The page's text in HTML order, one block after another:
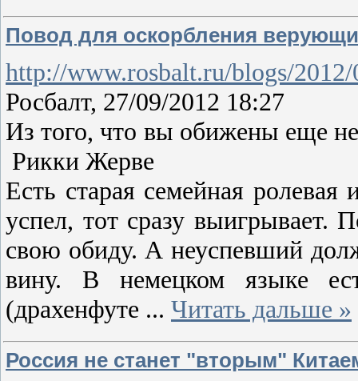
Повод для оскорбления
http://www.rosbalt.ru/blogs/
Росбалт, 27/09/2012 18:27
Из того, что вы
Рикки Жерве
Есть старая семейная
успел, тот сразу выигрывает.
свою обиду. А неуспевший
вину. В немецком языке
(драхенфуте ... Читать дальше »
Россия не станет "вторым"